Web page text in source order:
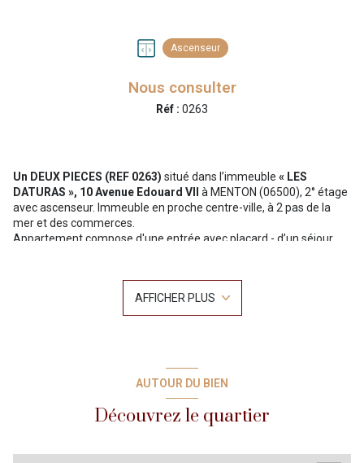
Ascenseur
Nous consulter
Réf : 0263
Un DEUX PIECES (REF 0263) situé dans l’immeuble « LES
DATURAS », 10 Avenue Edouard VII à MENTON (06500), 2° étage
avec ascenseur. Immeuble en proche centre-ville, à 2 pas de la
mer et des commerces.
Appartement compose d'une entrée avec placard - d’un séjour
électrique, plaque vitrocéramique 4 feux, lave linge - une chambre
avec 1 lit de 2 personnes en 160cm - une salle de bains – WC
indépendant - Terrasse.
Tarifs à la semaine de 680 euro; à 1050 euro et à la quinzaine
durée minimum d'une semaine.
AFFICHER PLUS
AUTOUR DU BIEN
Découvrez le quartier